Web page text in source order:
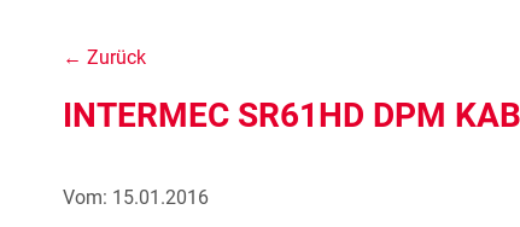
← Zurück
INTERMEC SR61HD DPM
Vom: 15.01.2016